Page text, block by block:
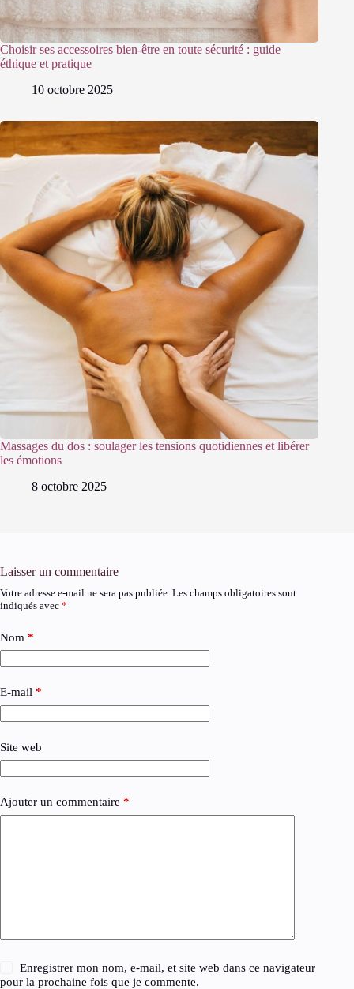
Choisir ses accessoires bien-être en toute sécurité : guide
éthique et pratique
10 octobre 2025
Massages du dos : soulager les tensions quotidiennes et libérer
les émotions
8 octobre 2025
Laisser un commentaire
Votre adresse e-mail ne sera pas publiée. Les champs obligatoires sont
indiqués avec *
Nom *
E-mail *
Site web
Ajouter un commentaire *
Enregistrer mon nom, e-mail, et site web dans ce navigateur
pour la prochaine fois que je commente.